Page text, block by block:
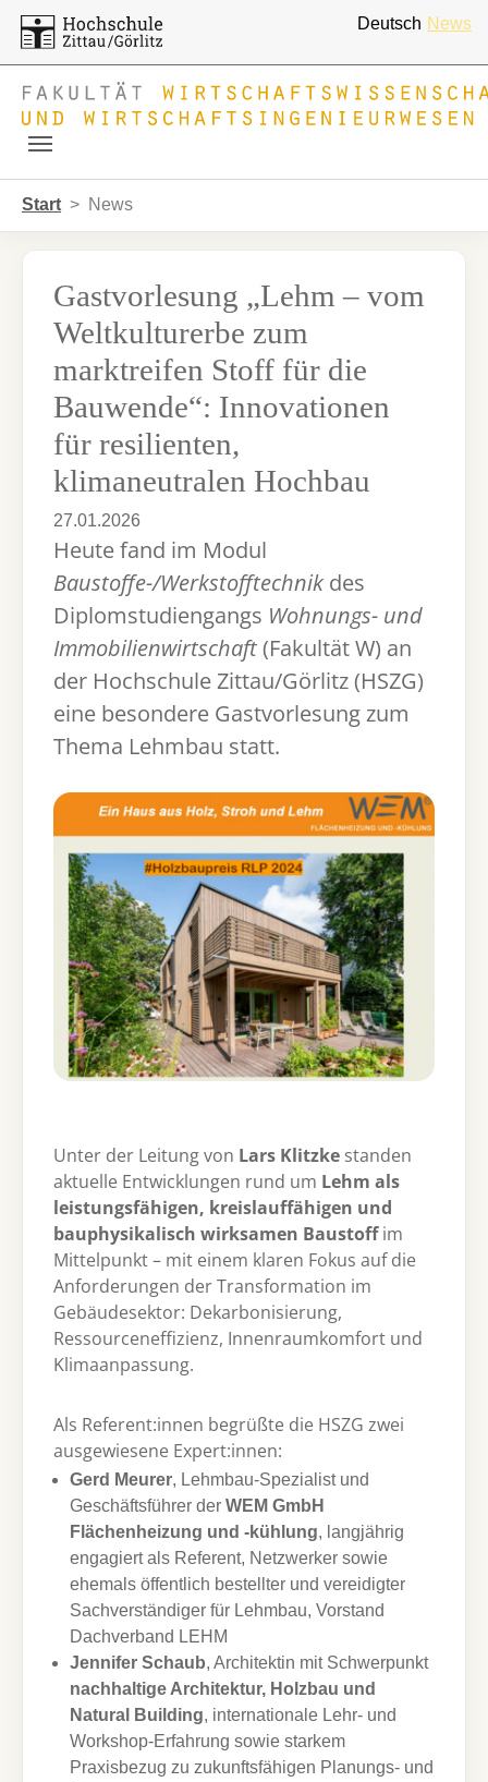
Deutsch News
Start News
Gastvorlesung „Lehm – vom
Weltkulturerbe zum
marktreifen Stoff für die
Bauwende“: Innovationen
für resilienten,
klimaneutralen Hochbau
27.01.2026
Heute fand im Modul
Baustoffe-/Werkstofftechnik des
Diplomstudiengangs Wohnungs- und
Immobilienwirtschaft(Fakultät W) an
der Hochschule Zittau/Görlitz (HSZG)
eine besondere Gastvorlesung zum
Thema Lehmbau statt.
Show larger version for:
Unter der Leitung von Lars Klitzke standen
aktuelle Entwicklungen rund um Lehm als
leistungsfähigen, kreislauffähigen und
bauphysikalisch wirksamen Baustoffim
Mittelpunkt – mit einem klaren Fokus auf die
Anforderungen der Transformation im
Gebäudesektor: Dekarbonisierung,
Ressourceneffizienz, Innenraumkomfort und
Klimaanpassung.
Als Referent:innen begrüßte die HSZG zwei
ausgewiesene Expert:innen:
Gerd Meurer, Lehmbau-Spezialist und
Geschäftsführer der WEM GmbH
Flächenheizung und -kühlung, langjährig
engagiert als Referent, Netzwerker sowie
ehemals öffentlich bestellter und vereidigter
Sachverständiger für Lehmbau, Vorstand
Dachverband LEHM
Jennifer Schaub, Architektin mit Schwerpunkt
nachhaltige Architektur, Holzbau und
Natural Building, internationale Lehr- und
Workshop-Erfahrung sowie starkem
Praxisbezug zu zukunftsfähigen Planungs- und